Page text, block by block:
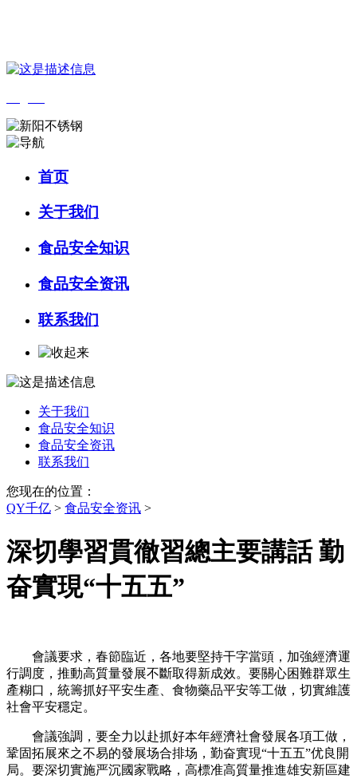
首页
关于我们
食品安全知识
食品安全资讯
联系我们
关于我们
食品安全知识
食品安全资讯
联系我们
您现在的位置：
QY千亿 > 食品安全资讯 >
深切學習貫徹習總主要講話 勤
奋實現“十五五”
會議要求，春節臨近，各地要堅持干字當頭，加強經濟運
行調度，推動高質量發展不斷取得新成效。要關心困難群眾生
產糊口，統籌抓好平安生產、食物藥品平安等工做，切實維護
社會平安穩定。
會議強調，要全力以赴抓好本年經濟社會發展各項工做，
鞏固拓展來之不易的發展场合排场，勤奋實現“十五五”优良開
局。要深切實施严沉國家戰略，高標准高質量推進雄安新區建